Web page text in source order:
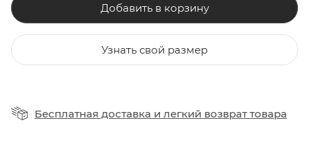
Добавить в корзину
Узнать свой размер
Бесплатная доставка и легкий возврат товара